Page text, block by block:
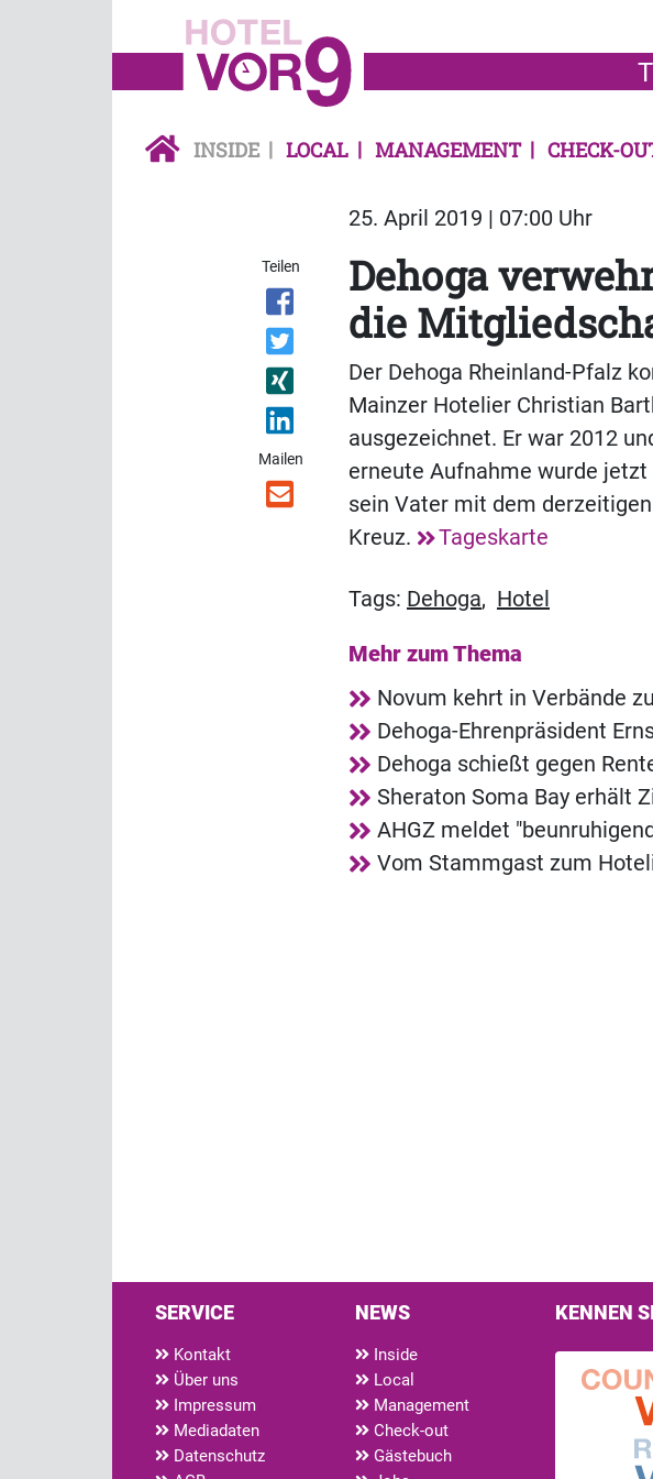
INSIDE LOCAL MANAGEMENT CHECK-
25. April 2019 | 07:00 Uhr
Teilen
Mailen
Dehoga
die
Der Dehoga Rheinland-Pfalz
Mainzer Hotelier Christian
ausgezeichnet. Er war 2012
erneute Aufnahme wurde
sein Vater mit dem
Kreuz.
Tageskarte
Tags: Dehoga, Hotel
Mehr zum Thema
Novum kehrt in Verbände
Dehoga-Ehrenpräsident
Dehoga schießt gegen
Sheraton Soma Bay erhält
AHGZ meldet
Vom Stammgast zum
SERVICE
Kontakt
Über uns
Impressum
Mediadaten
Datenschutz
NEWS
Inside
Local
Management
Check-out
Gästebuch
KENNEN